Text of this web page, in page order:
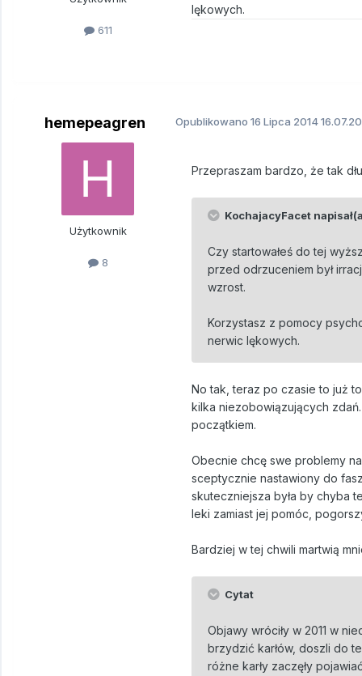
611
lękowych.
hemepeagren
Użytkownik
8
Opublikowano 16 Lipca 2014
Przepraszam bardzo, że tak
KochajacyFacet
Czy startowałeś do tej
przed odrzuceniem był
wzrost.
Korzystasz z pomocy
nerwic lękowych.
No tak, teraz po czasie to już
kilka niezobowiązujących
początkiem.
Obecnie chcę swe problemy
sceptycznie nastawiony do
skuteczniejsza była by chyba
leki zamiast jej pomóc,
Bardziej w tej chwili martwią
Cytat
Objawy wróciły w 2011 w
brzydzić karłów, doszli do
różne karły zaczęły